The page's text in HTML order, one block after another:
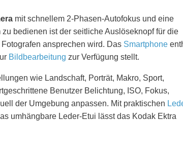
mit schnellem 2-Phasen-Autofokus und eine
zu bedienen ist der seitliche Auslöseknopf für die
ansprechen wird. Das Smartphone
Bildbearbeitung zur Verfügung stellt.
wie Landschaft, Porträt, Makro, Sport,
Benutzer Belichtung, ISO, Fokus,
der Umgebung anpassen. Mit praktischen
umhängbare Leder-Etui lässt das Kodak Ektra